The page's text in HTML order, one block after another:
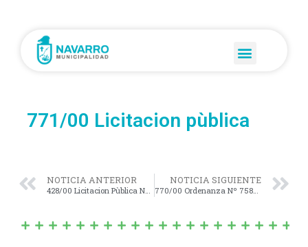
771/00 Licitacion pùblica
NOTICIA ANTERIOR
428/00 Licitacion Pùblica Nº 1/97
NOTICIA SIGUIENTE
770/00 Ordenanza Nº 758/00